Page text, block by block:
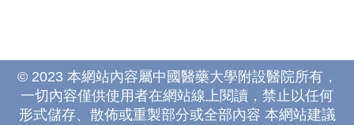
© 2023 本網站內容屬中國醫藥大學附設醫院所有，
一切內容僅供使用者在網站線上閱讀，禁止以任何
形式儲存、散佈或重製部分或全部內容 本網站建議